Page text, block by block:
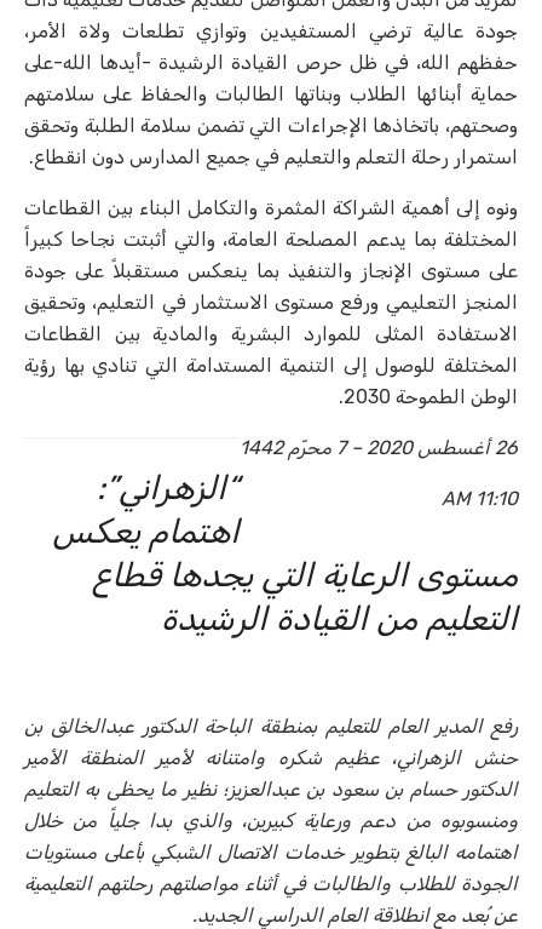
جودة عالية ترضي المستفيدين وتوازي تطلعات ولاة الأمر،
حفظهم الله، في ظل حرص القيادة الرشيدة -أيدها الله-على
حماية أبنائها الطلاب وبناتها الطالبات والحفاظ على سلامتهم
وصحتهم، باتخاذها الإجراءات التي تضمن سلامة الطلبة وتحقق
استمرار رحلة التعلم والتعليم في جميع المدارس دون انقطاع.
ونوه إلى أهمية الشراكة المثمرة والتكامل البناء بين القطاعات
المختلفة بما يدعم المصلحة العامة، والتي أثبتت نجاحا كبيراً
على مستوى الإنجاز والتنفيذ بما ينعكس مستقبلاً على جودة
المنجز التعليمي ورفع مستوى الاستثمار في التعليم، وتحقيق
الاستفادة المثلى للموارد البشرية والمادية بين القطاعات
المختلفة للوصول إلى التنمية المستدامة التي تنادي بها رؤية
الوطن الطموحة 2030.
26 أغسطس 2020 – 7 محرّم 1442
11:10 AM
“الزهراني”:
اهتمام يعكس
مستوى الرعاية التي يجدها قطاع
التعليم من القيادة الرشيدة
رفع المدير العام للتعليم بمنطقة الباحة الدكتور عبدالخالق بن
حنش الزهراني، عظيم شكره وامتنانه لأمير المنطقة الأمير
الدكتور حسام بن سعود بن عبدالعزيز؛ نظير ما يحظى به التعليم
ومنسوبوه من دعم ورعاية كبيرين، والذي بدا جلياً من خلال
اهتمامه البالغ بتطوير خدمات الاتصال الشبكي بأعلى مستويات
الجودة للطلاب والطالبات في أثناء مواصلتهم رحلتهم التعليمية
عن بُعد مع انطلاقة العام الدراسي الجديد.